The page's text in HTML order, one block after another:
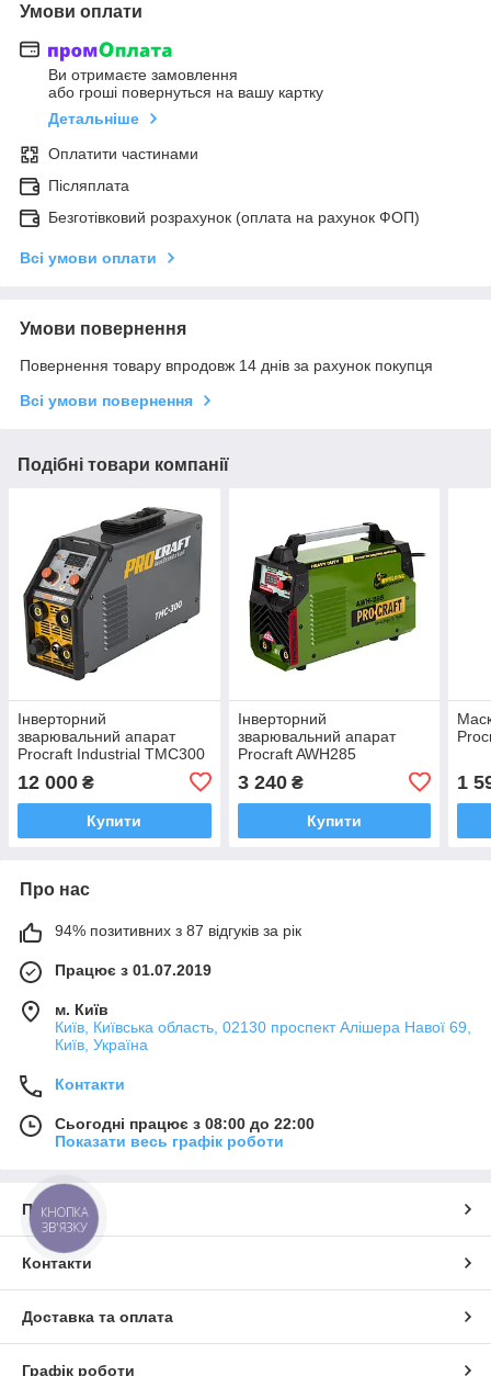
Умови оплати
Ви отримаєте замовлення
або гроші повернуться на вашу картку
Детальніше
Оплатити частинами
Післяплата
Безготівковий розрахунок (оплата на рахунок ФОП)
Всі умови оплати
Умови повернення
Повернення товару впродовж 14 днів за рахунок покупця
Всі умови повернення
Подібні товари компанії
Інверторний
зварювальний апарат
Procraft Industrial TMC300
12 000 ₴
Купити
Інверторний
зварювальний апарат
Procraft AWH285
3 240₴
Купити
1
Про нас
94% позитивних з 87 відгуків за рік
Працює з 01.07.2019
м. Київ
Київ, Київська область, 02130 проспект Алішера Навої 69,
Київ, Україна
Контакти
Сьогодні працює з 08:00 до 22:00
Показати весь графік роботи
Про нас
Контакти
Доставка та оплата
Графік роботи
КНОПКА
ЗВ'ЯЗКУ